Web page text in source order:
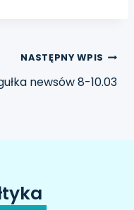
NASTĘPNY WPIS
newsów 8-10.03